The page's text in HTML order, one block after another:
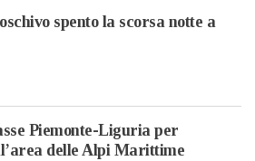
spento la scorsa notte a
Piemonte-Liguria per
delle Alpi Marittime